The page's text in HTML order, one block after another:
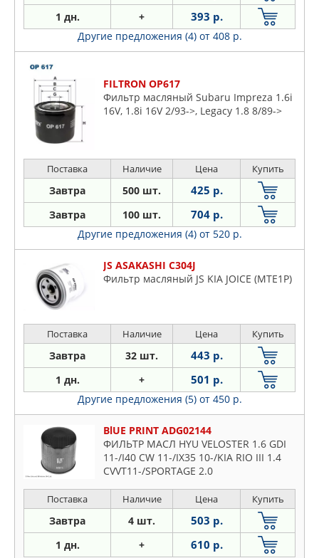
1 дн. + 393 р.
Другие предложения (4) от 408 р.
FILTRON OP617
Фильтр масляный Subaru Impreza 1.6i
16V, 1.8i 16V 2/93->, Legacy 1.8 8/89->
Поставка Наличие Цена Купить
Завтра 500 шт. 425 р.
Завтра 100 шт. 704 р.
Другие предложения (4) от 520 р.
JS ASAKASHI C304J
Фильтр масляный JS KIA JOICE (MTE1P)
Поставка Наличие Цена Купить
Завтра 32 шт. 443 р.
1 дн. + 501 р.
Другие предложения (5) от 450 р.
BlUE PRINT ADG02144
ФИЛЬТР МАСЛ HYU VELOSTER 1.6 GDI
11-/I40 CW 11-/IX35 10-/KIA RIO III 1.4
CVVT11-/SPORTAGE 2.0
Поставка Наличие Цена Купить
Завтра 4 шт. 503 р.
1 дн. + 610 р.